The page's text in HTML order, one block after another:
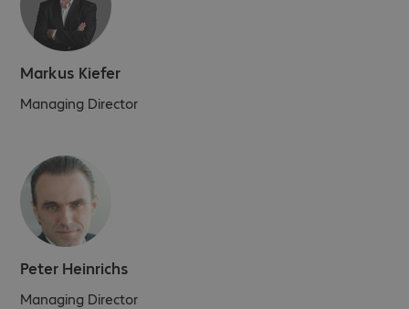
Markus Kiefer
Managing Director
Peter Heinrichs
Managing Director